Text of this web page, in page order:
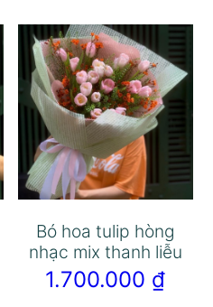
Bó hoa tulip hòng
nhạc mix thanh liễu
1.700.000 ₫